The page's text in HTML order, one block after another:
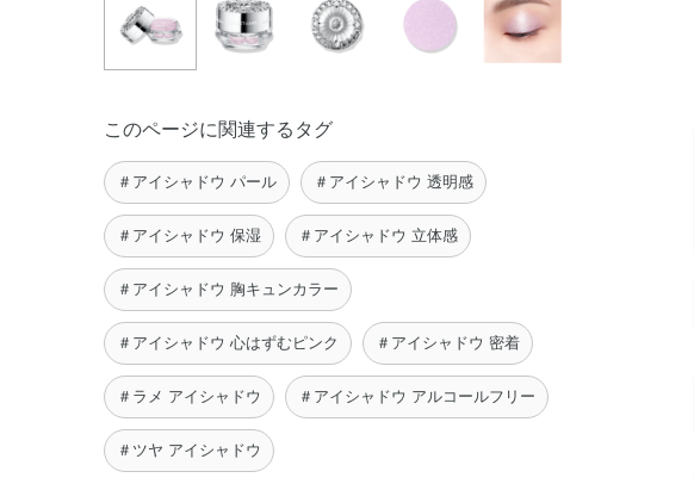
このページに関連するタグ
＃アイシャドウ パール ＃アイシャドウ 透明感
＃アイシャドウ 保湿 ＃アイシャドウ 立体感
＃アイシャドウ 胸キュンカラー
＃アイシャドウ 心はずむピンク ＃アイシャドウ 密着
＃ラメ アイシャドウ ＃アイシャドウ アルコールフリー
＃ツヤ アイシャドウ